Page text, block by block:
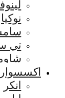
نوكيا
تي
انكر